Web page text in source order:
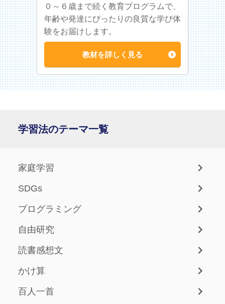
０～６歳まで続く教育プログラムで、
年齢や発達にぴったりの良質な学び体
験をお届けします。
教材を詳しく見る
学習法のテーマ一覧
家庭学習
SDGs
プログラミング
自由研究
読書感想文
かけ算
百人一首